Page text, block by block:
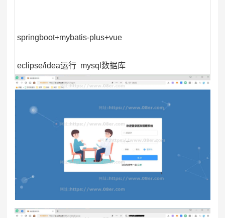
springboot+mybatis-plus+vue
eclipse/idea运行 mysql数据库